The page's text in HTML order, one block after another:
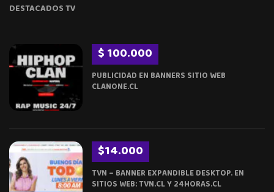
DESTACADOS TV
$ 100.000
PUBLICIDAD EN BANNERS SITIO WEB
CLANONE.CL
$14.000
TVN – BANNER EXPANDIBLE DESKTOP. EN
SITIOS WEB: TVN.CL Y 24HORAS.CL